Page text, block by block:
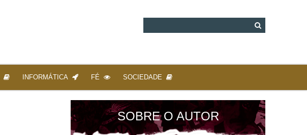
INFORMÁTICA FÉ SOCIEDADE
SOBRE O AUTOR